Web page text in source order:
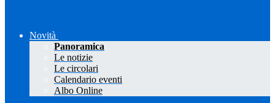
Novità
Panoramica
Le notizie
Le circolari
Calendario eventi
Albo Online